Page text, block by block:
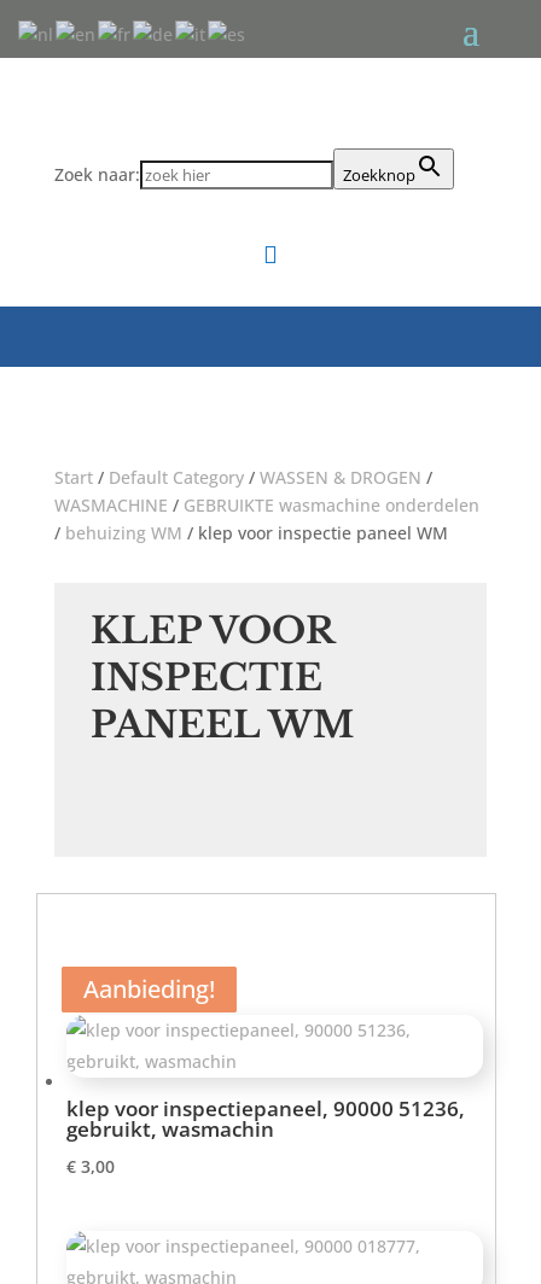
Zoek naar: Zoekknop

Start/ Default Category/ WASSEN & DROGEN /
WASMACHINE / GEBRUIKTE wasmachine onderdelen
/ behuizing WM / klep voor inspectie paneel WM
KLEP VOOR
INSPECTIE
PANEEL WM
klep voor inspectiepaneel, 90000 51236,
gebruikt, wasmachin
€ 3,00
Aanbieding!
Aanbieding!
Aanbieding!
Aanbieding!
Aanbieding!